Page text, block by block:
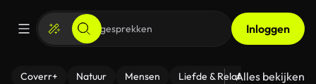
Inloggen
Coverr+ Natuur Mensen Liefde & Relaties - Fitness
Alles bekijken